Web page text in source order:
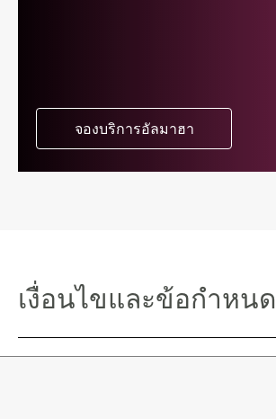
จองบริการอัลมาฮา
เงื่อนไขและข้อกำหนด